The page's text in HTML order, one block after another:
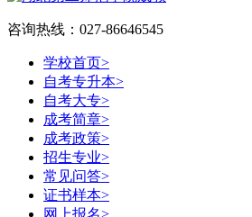
咨询热线：027-86646545
学校首页>
自考专升本>
自考大专>
成考简章>
成考政策>
招生专业>
常见问答>
证书样本>